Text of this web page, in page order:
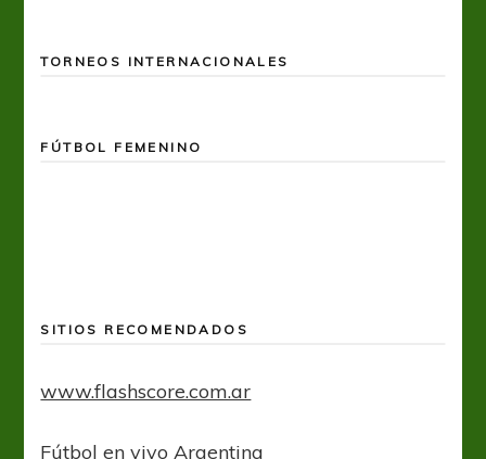
TORNEOS INTERNACIONALES
FÚTBOL FEMENINO
SITIOS RECOMENDADOS
www.flashscore.com.ar
Fútbol en vivo Argentina